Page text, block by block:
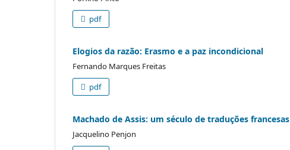
pdf
Elogios da razão: Erasmo e a paz incondicional
Fernando Marques Freitas
pdf
Machado de Assis: um século de traduções francesas
Jacquelino Penjon